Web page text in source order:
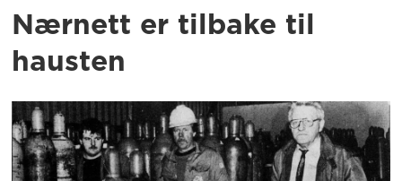
Øst: 60,2 prosent
Troms: 59,8 prosent
Sør-Øst: 59,7 prosent
Oslo: 57,9 prosent
Nærnett er tilbake til
hausten